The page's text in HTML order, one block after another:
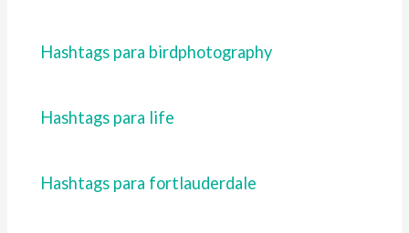
Hashtags para birdphotography
Hashtags para life
Hashtags para fortlauderdale